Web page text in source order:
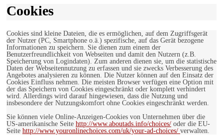
Cookies
Cookies sind kleine Dateien, die es ermöglichen, auf dem Zugriffsgerät
der Nutzer (PC, Smartphone o.ä.) spezifische, auf das Gerät bezogene
Informationen zu speichern. Sie dienen zum einem der
Benutzerfreundlichkeit von Webseiten und damit den Nutzern (z.B.
Speicherung von Logindaten). Zum anderen dienen sie, um die statistische
Daten der Webseitennutzung zu erfassen und sie zwecks Verbesserung des
Angebotes analysieren zu können. Die Nutzer können auf den Einsatz der
Cookies Einfluss nehmen. Die meisten Browser verfügen eine Option mit
der das Speichern von Cookies eingeschränkt oder komplett verhindert
wird. Allerdings wird darauf hingewiesen, dass die Nutzung und
insbesondere der Nutzungskomfort ohne Cookies eingeschränkt werden.
Sie können viele Online-Anzeigen-Cookies von Unternehmen über die
US-amerikanische Seite http://www.aboutads.info/choices/ oder die EU-
Seite http://www.youronlinechoices.com/uk/your-ad-choices/ verwalten.